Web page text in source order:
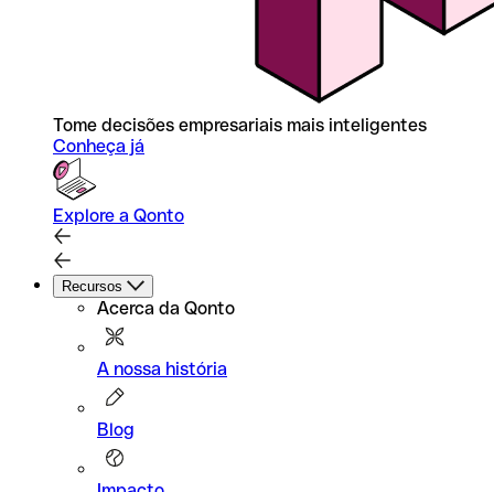
Tome decisões empresariais mais inteligentes
Conheça já
Explore a Qonto
Recursos
Acerca da Qonto
A nossa história
Blog